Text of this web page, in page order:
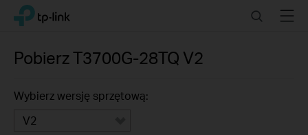
Click
navigation
TP-Link, Reliably Smart SearchMenu
PobierzT3700G-28TQ V2
Wybierz wersję sprzętową:
V2